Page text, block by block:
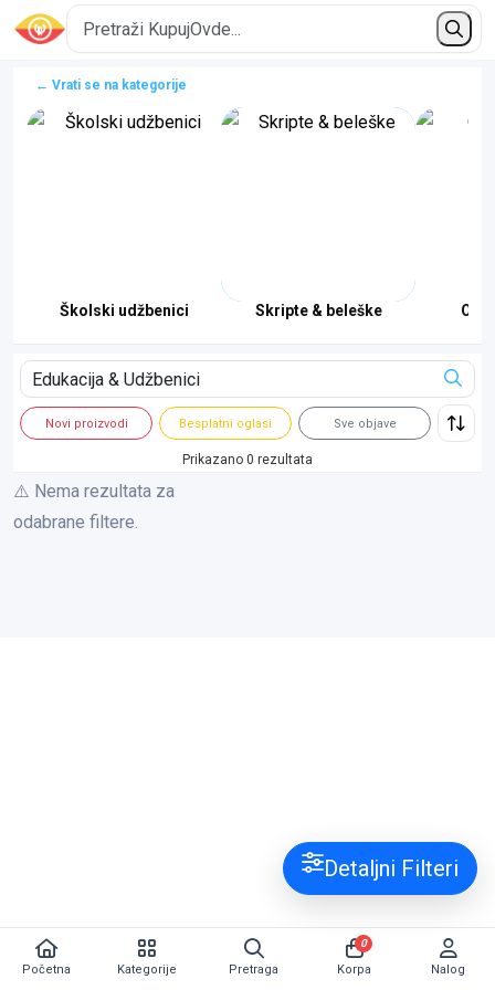
← Vrati se na kategorije
Školski udžbenici Skripte & beleške
Novi proizvodi Besplatni oglasi Sve objave
Prikazano 0 rezultata
⚠️ Nema rezultata za
odabrane filtere.
Detaljni Filteri
Početna Kategorije Pretraga Korpa
0
Nalog